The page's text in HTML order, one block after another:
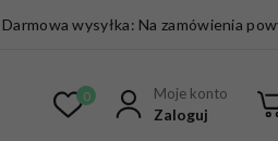
Darmowa wysyłka: Na zamówienia
0 Moje konto
Zaloguj